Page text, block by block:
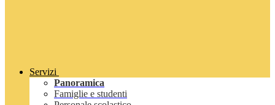
Servizi
Panoramica
Famiglie e studenti